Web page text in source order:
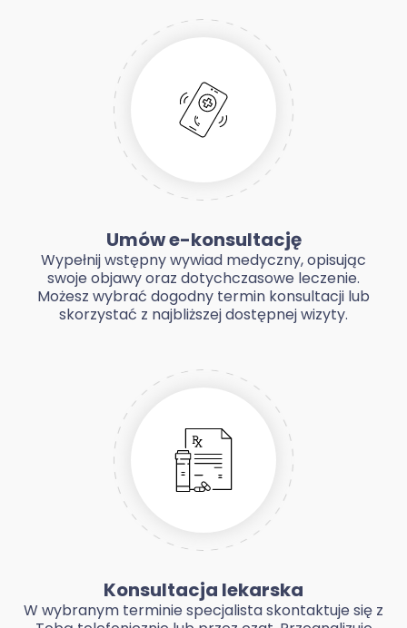
Umów e-konsultację
Wypełnij wstępny wywiad medyczny, opisując
swoje objawy oraz dotychczasowe leczenie.
Możesz wybrać dogodny termin konsultacji lub
skorzystać z najbliższej dostępnej wizyty.
Konsultacja lekarska
W wybranym terminie specjalista skontaktuje się z